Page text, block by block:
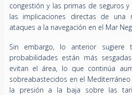
congestión y las primas de seguros
las implicaciones directas de una
ataques a la navegación en el Mar
Sin embargo, lo anterior sugiere
probabilidades están más
evitan el área, lo que continúa
sobreabastecidos en el
la presión a la baja sobre las